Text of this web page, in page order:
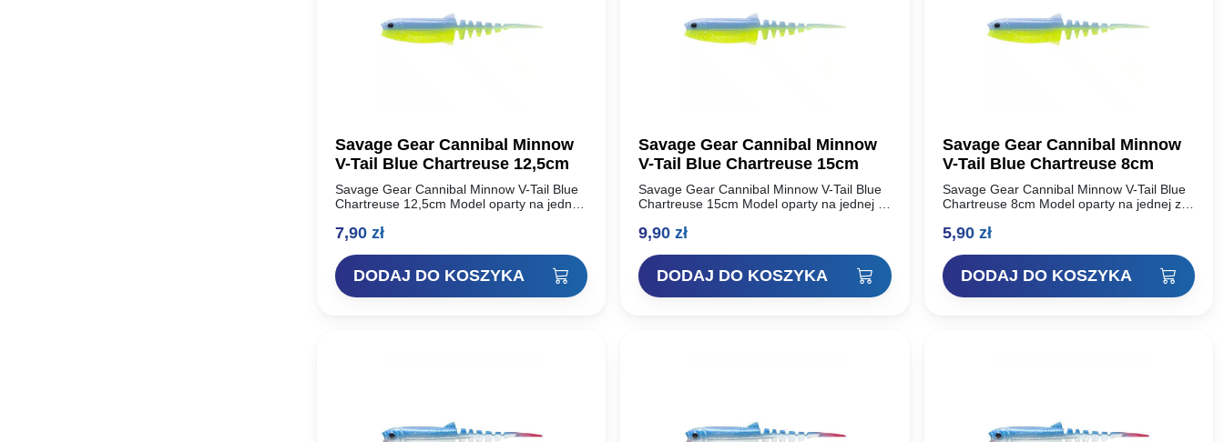
Savage Gear Cannibal Minnow
V-Tail Blue Chartreuse 12,5cm
Savage Gear Cannibal Minnow V-Tail Blue
Chartreuse 12,5cm Model oparty na jednej
historii – Savage Gear Cannibal Shad.
7,90 zł
DODAJ DO KOSZYKA
Savage Gear Cannibal Minnow
V-Tail Blue Chartreuse 15cm
Savage Gear Cannibal Minnow V-Tail Blue
Chartreuse 15cm Model oparty na jednej z
historii – Savage Gear Cannibal Shad.
9,90zł
DODAJ DO KOSZYKA
Savage Gear Cannibal Minnow
V-Tail Blue Chartreuse 8cm
Savage Gear Cannibal Minnow V-Tail Blue
Chartreuse 8cm Model oparty na jednej z
historii – Savage Gear Cannibal Shad.
5,90 zł
DODAJ DO KOSZYKA